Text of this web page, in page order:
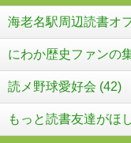
海老名駅周辺読書オ
にわか歴史ファンの
読メ野球愛好会 (42)
もっと読書友達がほ